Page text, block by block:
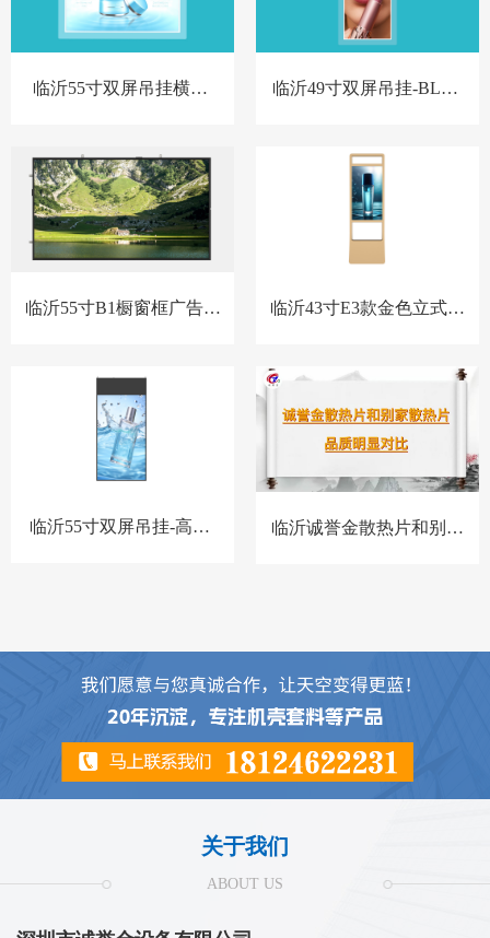
临沂55寸双屏吊挂横屏-
临沂49寸双屏吊挂-BL款-
临沂55寸B1橱窗框广告机
临沂43寸E3款金色立式橱
临沂55寸双屏吊挂-高亮-
临沂诚誉金散热片和别家
关于我们
ABOUT US